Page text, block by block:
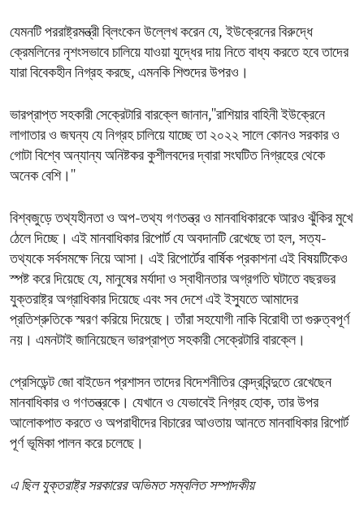
যেমনটি পররাষ্ট্রমন্ত্রী ব্লিংকেন উল্লেখ করেন যে, ইউক্রেনের বিরুদ্ধে
ক্রেমলিনের নৃশংসভাবে চালিয়ে যাওয়া যুদ্ধের দায় নিতে বাধ্য করতে হবে তাদের
যারা বিবেকহীন নিগ্রহ করছে, এমনকি শিশুদের উপরও।
ভারপ্রাপ্ত সহকারী সেক্রেটারি বারক্লে জানান,''রাশিয়ার বাহিনী ইউক্রেনে
লাগাতার ও জঘন্য যে নিগ্রহ চালিয়ে যাচ্ছে তা ২০২২ সালে কোনও সরকার ও
গোটা বিশ্বে অন্যান্য অনিষ্টকর কুশীলবদের দ্বারা সংঘটিত নিগ্রহের থেকে
অনেক বেশি।''
বিশ্বজুড়ে তথ্যহীনতা ও অপ-তথ্য গণতন্ত্র ও মানবাধিকারকে আরও ঝুঁকির মুখে
ঠেলে দিচ্ছে। এই মানবাধিকার রিপোর্ট যে অবদানটি রেখেছে তা হল, সত্য-
তথ্যকে সর্বসমক্ষে নিয়ে আসা। এই রিপোর্টের বার্ষিক প্রকাশনা এই বিষয়টিকেও
স্পষ্ট করে দিয়েছে যে, মানুষের মর্যাদা ও স্বাধীনতার অগ্রগতি ঘটাতে বছরভর
যুক্তরাষ্ট্র অগ্রাধিকার দিয়েছে এবং সব দেশে এই ইস্যুতে আমাদের
প্রতিশ্রুতিকে স্মরণ করিয়ে দিয়েছে। তাঁরা সহযোগী নাকি বিরোধী তা গুরুত্বপূর্ণ
নয়। এমনটাই জানিয়েছেন ভারপ্রাপ্ত সহকারী সেক্রেটারি বারক্লে।
প্রেসিডেন্ট জো বাইডেন প্রশাসন তাদের বিদেশনীতির কেন্দ্রবিন্দুতে রেখেছেন
মানবাধিকার ও গণতন্ত্রকে। যেখানে ও যেভাবেই নিগ্রহ হোক, তার উপর
আলোকপাত করতে ও অপরাধীদের বিচারের আওতায় আনতে মানবাধিকার রিপোর্ট
পূর্ণ ভূমিকা পালন করে চলেছে।
এ ছিল যুক্তরাষ্ট্র সরকারের অভিমত সম্বলিত সম্পাদকীয়